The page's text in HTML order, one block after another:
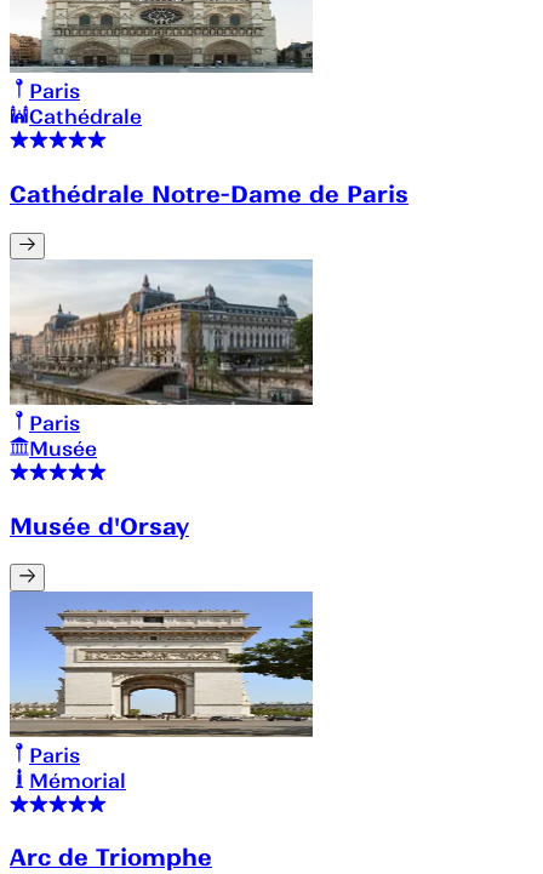
Paris
Cathédrale
Cathédrale Notre-Dame de Paris
Paris
Musée
Musée d'Orsay
Paris
Mémorial
Arc de Triomphe